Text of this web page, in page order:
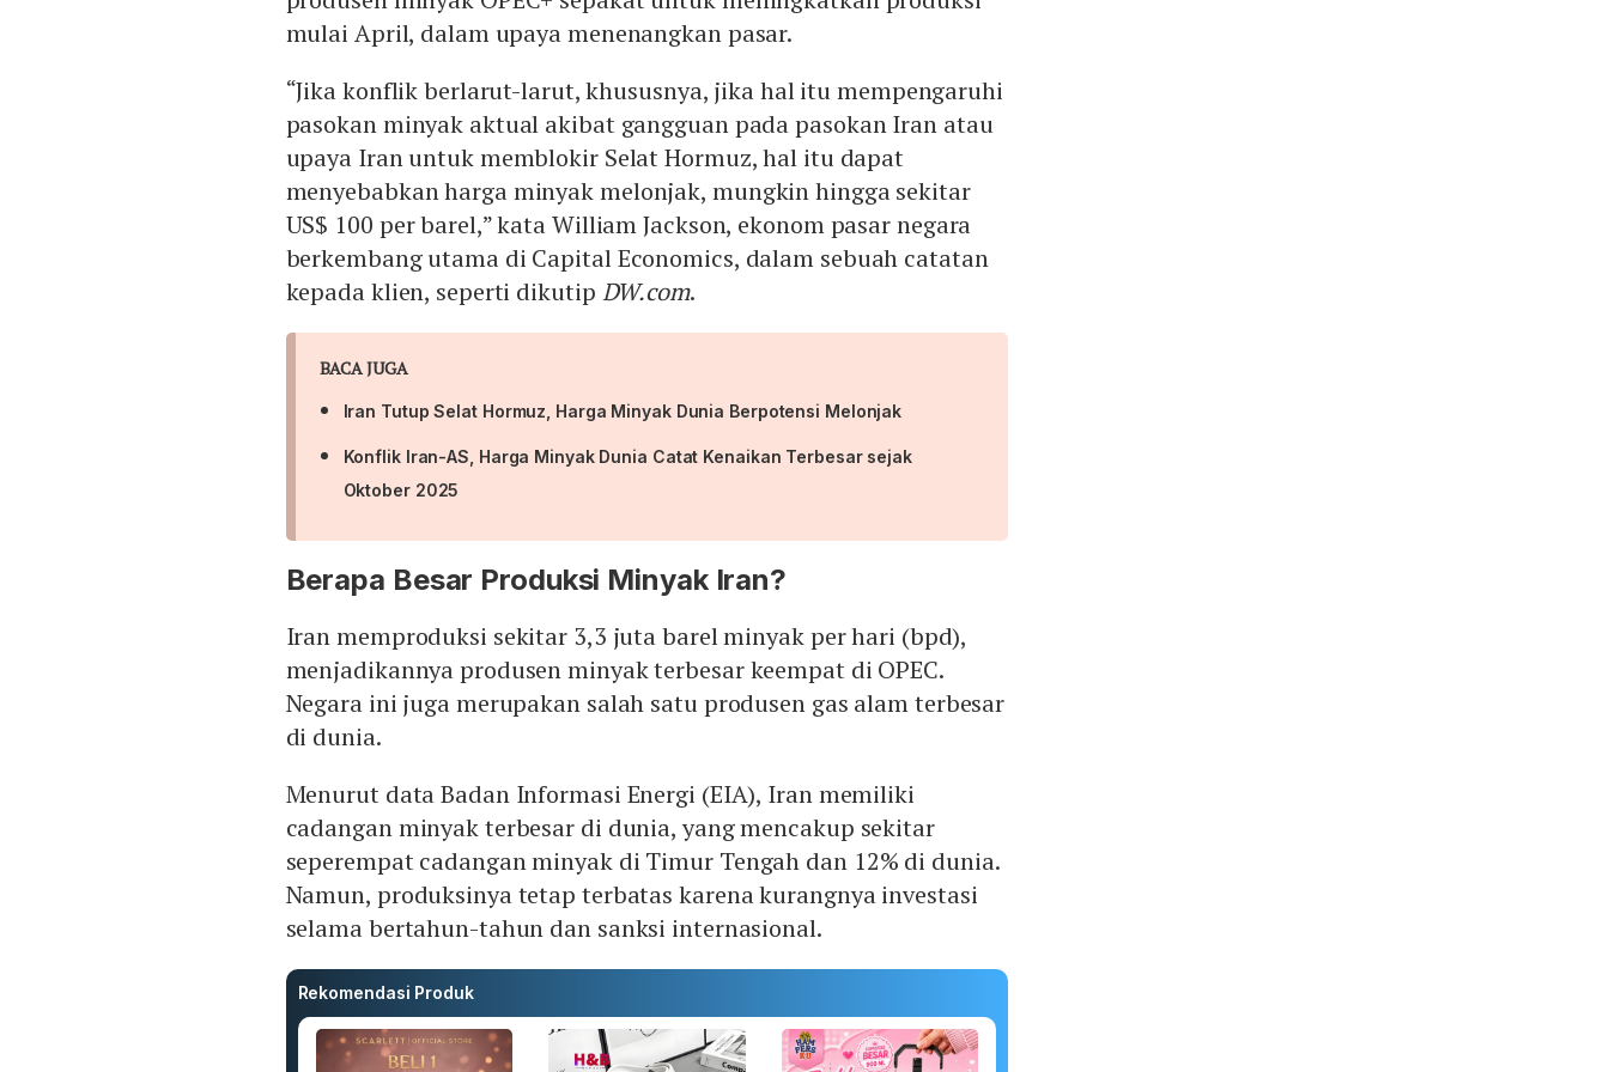
mulai April, dalam upaya menenangkan pasar.
“Jika konflik berlarut-larut, khususnya, jika hal itu mempengaruhi
pasokan minyak aktual akibat gangguan pada pasokan Iran atau
upaya Iran untuk memblokir Selat Hormuz, hal itu dapat
menyebabkan harga minyak melonjak, mungkin hingga sekitar
US$ 100 per barel,” kata William Jackson, ekonom pasar negara
berkembang utama di Capital Economics, dalam sebuah catatan
kepada klien, seperti dikutip DW.com.
BACA JUGA
Iran Tutup Selat Hormuz, Harga Minyak Dunia Berpotensi Melonjak
Konflik Iran-AS, Harga Minyak Dunia Catat Kenaikan Terbesar sejak
Oktober 2025
Berapa Besar Produksi Minyak Iran?
Iran memproduksi sekitar 3,3 juta barel minyak per hari (bpd),
menjadikannya produsen minyak terbesar keempat di OPEC.
Negara ini juga merupakan salah satu produsen gas alam terbesar
di dunia.
Menurut data Badan Informasi Energi (EIA), Iran memiliki
cadangan minyak terbesar di dunia, yang mencakup sekitar
seperempat cadangan minyak di Timur Tengah dan 12% di dunia.
Namun, produksinya tetap terbatas karena kurangnya investasi
selama bertahun-tahun dan sanksi internasional.
Rekomendasi Produk